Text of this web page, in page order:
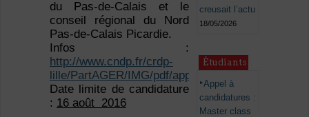
du Pas-de-Calais et le
conseil régional du Nord
Pas-de-Calais Picardie.
Infos :
http://www.cndp.fr/crdp-
lille/PartAGER/IMG/pdf/
Date limite de candidature
: 16 août 2016
creusait l’actu
18/05/2026
Étudiants
Appel à
candidatures :
Master class